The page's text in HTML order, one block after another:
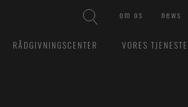
om os news
RÅDGIVNINGSCENTER VORES